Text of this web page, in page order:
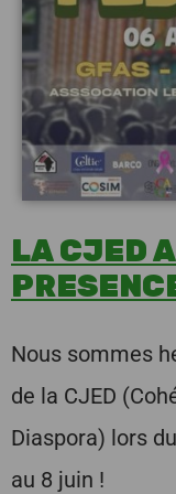
LA CJED
Nous sommes
de la CJED
Diaspora) lors
au 8 juin !